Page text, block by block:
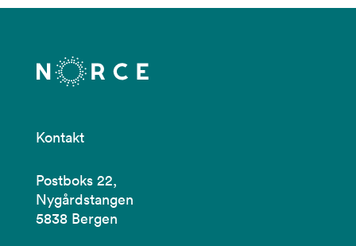
Kontakt
Postboks 22,
Nygårdstangen
5838 Bergen